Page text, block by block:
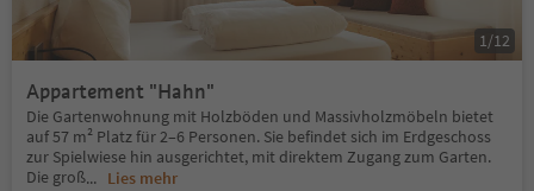
Appartement "Hahn"
Die Gartenwohnung mit Holzböden und Massivholzmöbeln bietet
auf 57 m² Platz für 2–6 Personen. Sie befindet sich im Erdgeschoss
zur Spielwiese hin ausgerichtet, mit direktem Zugang zum Garten.
Die groß... Lies mehr
1 /12